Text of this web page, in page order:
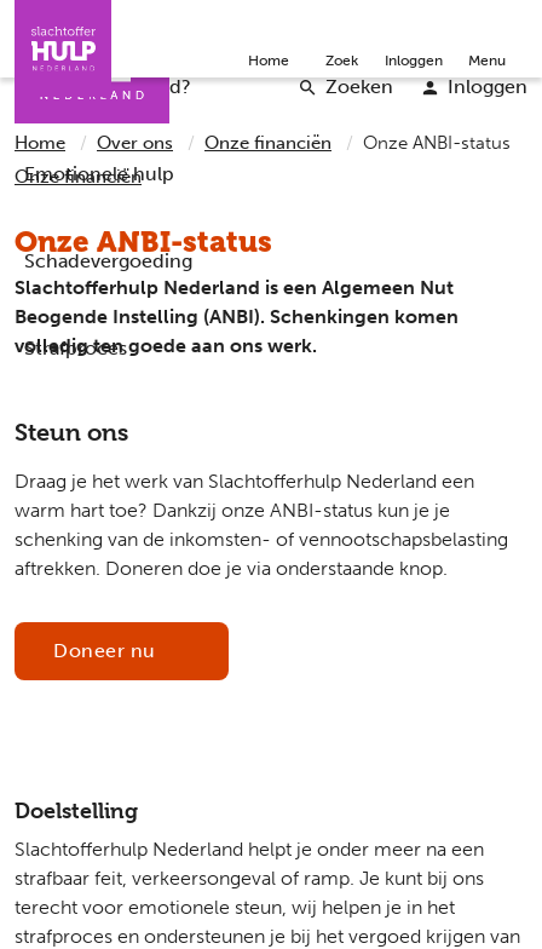
Iemand helpen Word vrijwilliger English
Wat is er gebeurd?
Emotionele hulp
Schadevergoeding
Strafproces
Zoeken Inloggen
Home Zoek Inloggen Menu
Home Over ons Onze financiën
Onze ANBI-status
Onze financiën
Onze ANBI-status
Slachtofferhulp Nederland is een Algemeen Nut
Beogende Instelling (ANBI). Schenkingen komen
volledig ten goede aan ons werk.
Steun ons
Draag je het werk van Slachtofferhulp Nederland een
warm hart toe? Dankzij onze ANBI-status kun je je
schenking van de inkomsten- of vennootschapsbelasting
aftrekken. Doneren doe je via onderstaande knop.
Doneer nu
Doelstelling
Slachtofferhulp Nederland helpt je onder meer na een
strafbaar feit, verkeersongeval of ramp. Je kunt bij ons
terecht voor emotionele steun, wij helpen je in het
strafproces en ondersteunen je bij het vergoed krijgen van